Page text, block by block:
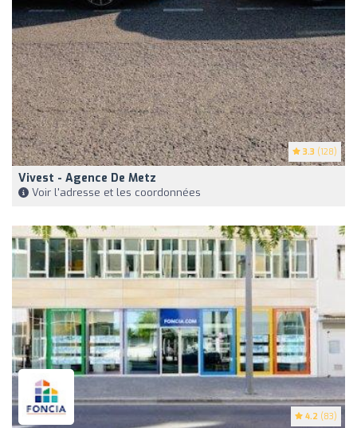
3.3 (128)
Vivest - Agence De Metz
Voir l'adresse et les coordonnées
4.2 (83)